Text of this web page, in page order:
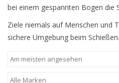
bei einem gespannten Bogen die
Ziele niemals auf Menschen und
sichere Umgebung beim Schießen.